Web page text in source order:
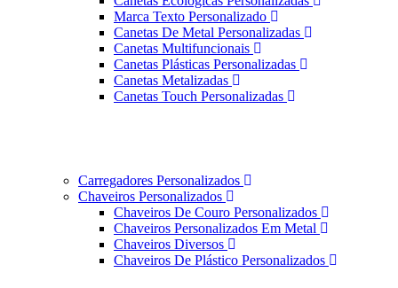
Marca Texto Personalizado
Canetas De Metal Personalizadas
Canetas Multifuncionais
Canetas Plásticas Personalizadas
Canetas Metalizadas
Canetas Touch Personalizadas
Carregadores Personalizados
Chaveiros Personalizados
Chaveiros De Couro Personalizados
Chaveiros Personalizados Em Metal
Chaveiros Diversos
Chaveiros De Plástico Personalizados